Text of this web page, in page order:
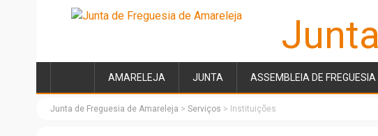
AMARELEJA JUNTA ASSEMBLEIA DE FREGUESIA
Junta de Freguesia de Amareleja > Serviços > Instituições